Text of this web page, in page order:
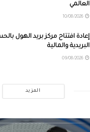
العالمي
إعادة افتتاح مركز بريد الهول
البريدية والمالية
المزيد